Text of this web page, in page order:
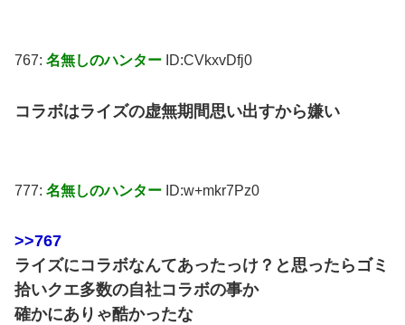
767: 名無しのハンター ID:CVkxvDfj0
コラボはライズの虚無期間思い出すから嫌い
777: 名無しのハンター ID:w+mkr7Pz0
>>767
ライズにコラボなんてあったっけ？と思ったらゴミ
拾いクエ多数の自社コラボの事か
確かにありゃ酷かったな